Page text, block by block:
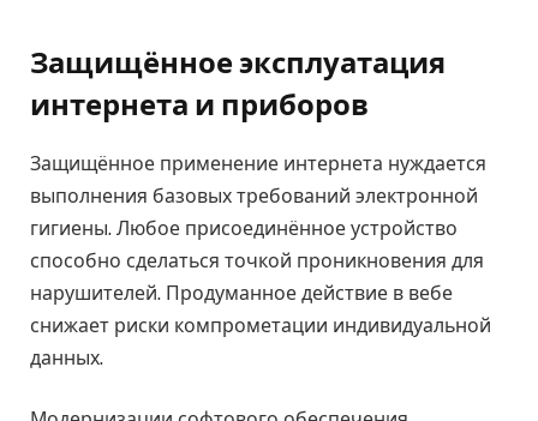
Защищённое эксплуатация
интернета и приборов
Защищённое применение интернета нуждается
выполнения базовых требований электронной
гигиены. Любое присоединённое устройство
способно сделаться точкой проникновения для
нарушителей. Продуманное действие в вебе
снижает риски компрометации индивидуальной
данных.